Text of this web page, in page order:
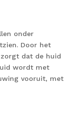
onder
Door het
dat de huid
wordt met
vooruit, met